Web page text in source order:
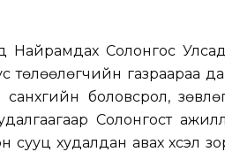
Найрамдах Солонгос
төлөөлөгчийн газраараа
боловсрол,
Солонгост
сууц худалдан авах хүсэл